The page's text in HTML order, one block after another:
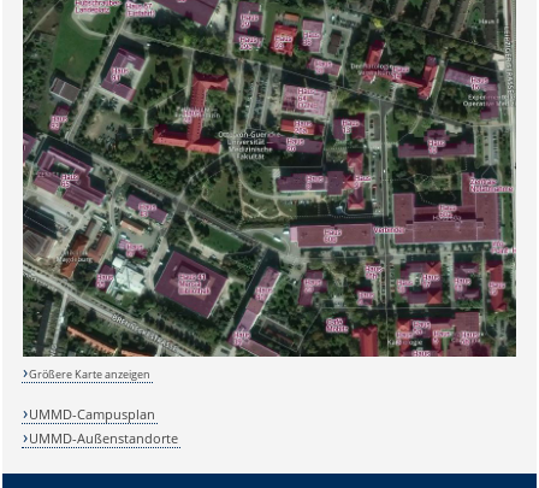
Größere Karte anzeigen
UMMD-Campusplan
UMMD-Außenstandorte